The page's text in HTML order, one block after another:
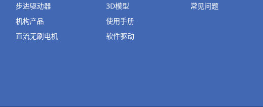
步进驱动器
机构产品
直流无刷电机
3D模型
使用手册
软件驱动
常见问题